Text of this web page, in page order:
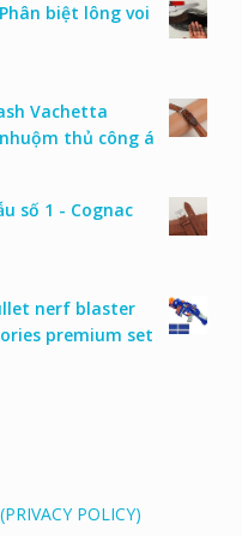
biệt lông voi
Vachetta
thủ công á
số 1 - Cognac
nerf blaster
premium set
POLICY)